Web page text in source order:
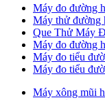
Máy đo đường
Máy thử đường
Que Thử Máy
Máy đo đường
Máy đo tiểu
Máy đo tiểu
Máy xông mũi